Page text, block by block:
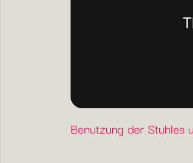
Benutzung der Stuhles